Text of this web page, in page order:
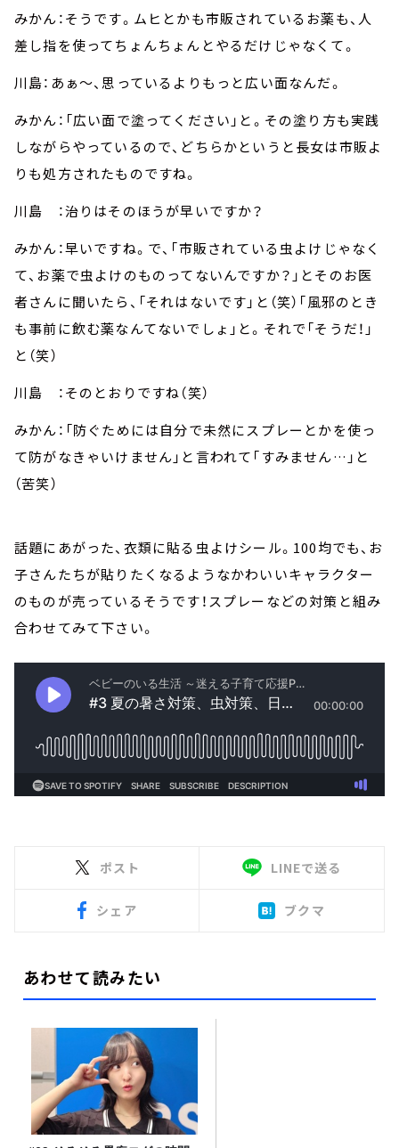
みかん：そうです。ムヒとかも市販されているお薬も、人
差し指を使ってちょんちょんとやるだけじゃなくて。
川島：あぁ～、思っているよりもっと広い面なんだ。
みかん：「広い面で塗ってください」と。その塗り方も実践
しながらやっているので、どちらかというと長女は市販よ
りも処方されたものですね。
川島 ：治りはそのほうが早いですか？
みかん：早いですね。で、「市販されている虫よけじゃなく
て、お薬で虫よけのものってないんですか？」とそのお医
者さんに聞いたら、「それはないです」と（笑）「風邪のとき
も事前に飲む薬なんてないでしょ」と。それで「そうだ！」
と（笑）
川島 ：そのとおりですね（笑）
みかん：「防ぐためには自分で未然にスプレーとかを使っ
て防がなきゃいけません」と言われて「すみません…」と
（苦笑）
話題にあがった、衣類に貼る虫よけシール。100均でも、お
子さんたちが貼りたくなるようなかわいいキャラクター
のものが売っているそうです！スプレーなどの対策と組み
合わせてみて下さい。
ポスト LINEで送る
シェア ブクマ
あわせて読みたい